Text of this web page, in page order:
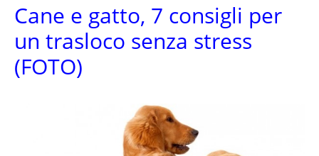
Cane e gatto, 7 consigli per
un trasloco senza stress
(FOTO)